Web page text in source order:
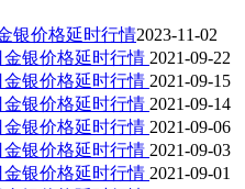
银价格延时行情2023-11-02
金银价格延时行情 2021-09-22
金银价格延时行情 2021-09-15
金银价格延时行情 2021-09-14
金银价格延时行情 2021-09-06
金银价格延时行情 2021-09-03
金银价格延时行情 2021-09-01